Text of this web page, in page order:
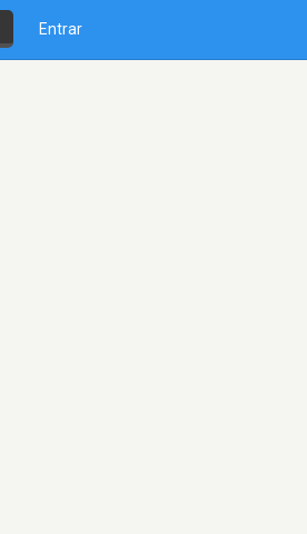
Entrar